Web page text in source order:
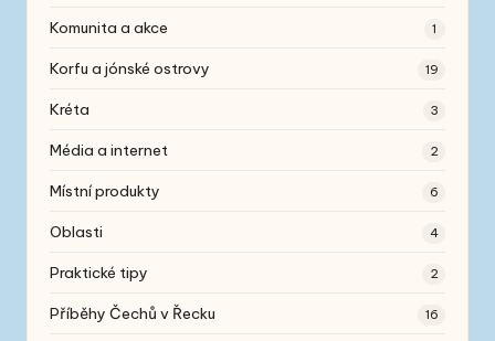
Komunita a akce 1
Korfu a jónské ostrovy 19
Kréta 3
Média a internet 2
Místní produkty 6
Oblasti 4
Praktické tipy 2
Příběhy Čechů v Řecku 16